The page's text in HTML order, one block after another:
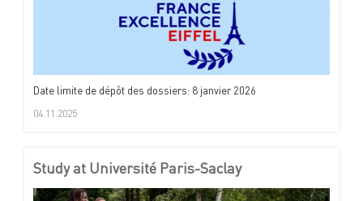
Date limite de dépôt des dossiers: 8 janvier 2026
04.11.2025
Study at Université Paris-Saclay